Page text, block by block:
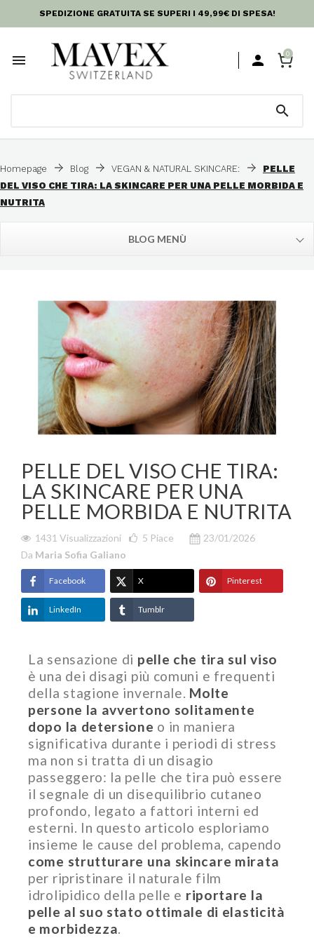
SPEDIZIONE GRATUITA SE SUPERI I 49,99€ DI SPESA!
  0

Homepage Blog VEGAN & NATURAL SKINCARE:
PELLE
DEL VISO CHE TIRA: LA SKINCARE PER UNA PELLE MORBIDA E
NUTRITA
BLOG MENÙ
PELLE DEL VISO CHE TIRA:
LA SKINCARE PER UNA
PELLE MORBIDA E NUTRITA
1431 Visualizzazioni 5 Piace
23/01/2026
Da Maria Sofia Galiano
Facebook X Pinterest
LinkedIn Tumblr
La sensazione di pelle che tira sul viso
è una dei disagi più comuni e frequenti
della stagione invernale. Molte
persone la avvertono solitamente
dopo la detersione o in maniera
significativa durante i periodi di stress
ma non si tratta di un disagio
passeggero: la pelle che tira può essere
il segnale di un disequilibrio cutaneo
profondo, legato a fattori interni ed
esterni. In questo articolo esploriamo
insieme le cause del problema, capendo
come strutturare una skincare mirata
per ripristinare il naturale film
idrolipidico della pelle e riportare la
pelle al suo stato ottimale di elasticità
e morbidezza.